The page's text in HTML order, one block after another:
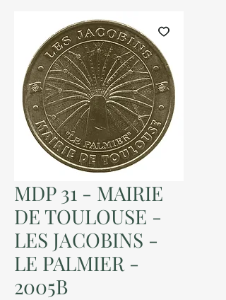
MDP 31 - MAIRIE
DE TOULOUSE -
LES JACOBINS -
LE PALMIER -
2005B